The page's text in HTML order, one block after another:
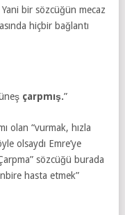
bir sözcüğün mecaz
hiçbir bağlantı
çarpmış.”
olan “vurmak, hızla
olsaydı Emre’ye
sözcüğü burada
hasta etmek”